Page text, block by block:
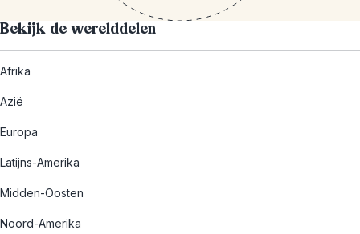
Bekijk de werelddelen
Afrika
Azië
Europa
Latijns-Amerika
Midden-Oosten
Noord-Amerika